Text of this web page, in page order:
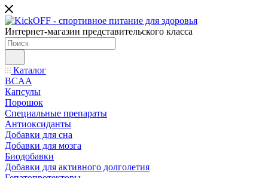
Интернет-магазин представительского класса
Каталог
BCAA
Капсулы
Порошок
Cпециальные препараты
Антиоксиданты
Добавки для сна
Добавки для мозга
Биодобавки
Добавки для активного долголетия